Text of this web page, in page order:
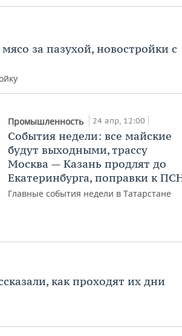
за пазухой, новостройки с
Промышленность 24 апр, 12:00
События недели: все майские
будут выходными, трассу
Москва — Казань продлят до
Екатеринбурга, поправки к
Главные события недели в Татарстане
как проходят их дни